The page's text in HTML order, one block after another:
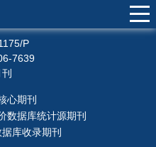
P
7639
心期刊
数据库统计源期刊
库收录期刊